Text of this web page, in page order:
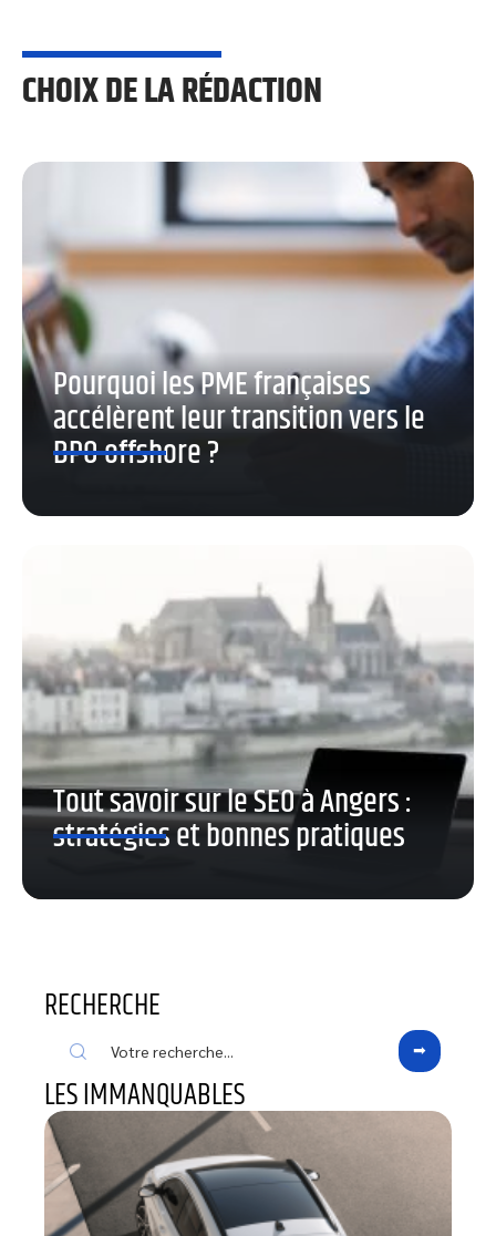
CHOIX DE LA RÉDACTION
Pourquoi les PME françaises
accélèrent leur transition vers le
BPO offshore ?
Tout savoir sur le SEO à Angers :
stratégies et bonnes pratiques
RECHERCHE
LES IMMANQUABLES